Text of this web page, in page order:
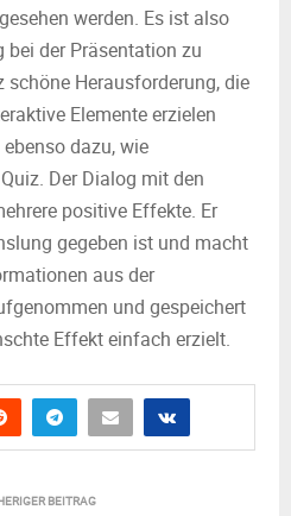
werden. Es ist also
der Präsentation zu
schöne Herausforderung, die
Elemente erzielen
dazu, wie
Der Dialog mit den
positive Effekte. Er
gegeben ist und macht
aus der
und gespeichert
Effekt einfach erzielt.
BEITRAG